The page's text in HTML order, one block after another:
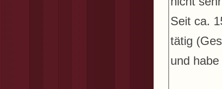
Seit ca.
tätig
und